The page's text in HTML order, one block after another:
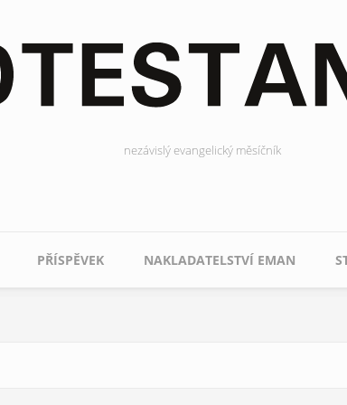
nezávislý evangelický měsíčník
PŘÍSPĚVEK NAKLADATELSTVÍ EMAN